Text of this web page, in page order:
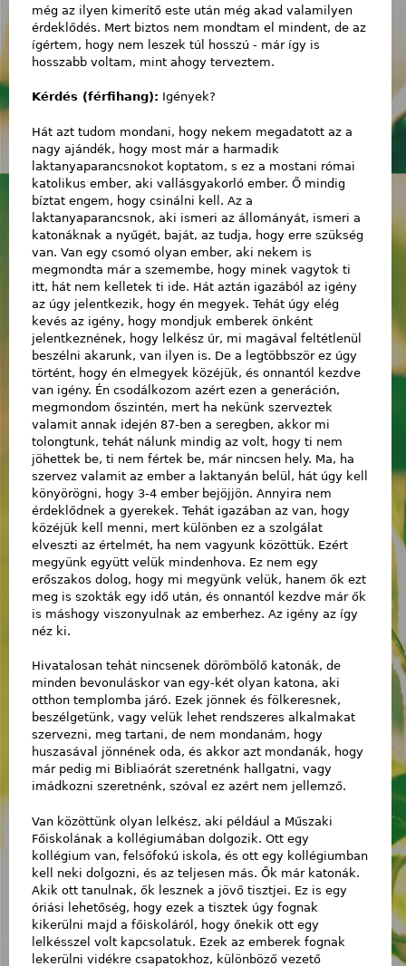
még az ilyen kimerítő este után még akad valamilyen
érdeklődés. Mert biztos nem mondtam el mindent, de az
ígértem, hogy nem leszek túl hosszú - már így is
hosszabb voltam, mint ahogy terveztem.
Kérdés (férfihang): Igények?
Hát azt tudom mondani, hogy nekem megadatott az a
nagy ajándék, hogy most már a harmadik
laktanyaparancsnokot koptatom, s ez a mostani római
katolikus ember, aki vallásgyakorló ember. Ő mindig
bíztat engem, hogy csinálni kell. Az a
laktanyaparancsnok, aki ismeri az állományát, ismeri a
katonáknak a nyűgét, baját, az tudja, hogy erre szükség
van. Van egy csomó olyan ember, aki nekem is
megmondta már a szemembe, hogy minek vagytok ti
itt, hát nem kelletek ti ide. Hát aztán igazából az igény
az úgy jelentkezik, hogy én megyek. Tehát úgy elég
kevés az igény, hogy mondjuk emberek önként
jelentkeznének, hogy lelkész úr, mi magával feltétlenül
beszélni akarunk, van ilyen is. De a legtöbbször ez úgy
történt, hogy én elmegyek közéjük, és onnantól kezdve
van igény. Én csodálkozom azért ezen a generáción,
megmondom őszintén, mert ha nekünk szerveztek
valamit annak idején 87-ben a seregben, akkor mi
tolongtunk, tehát nálunk mindig az volt, hogy ti nem
jöhettek be, ti nem fértek be, már nincsen hely. Ma, ha
szervez valamit az ember a laktanyán belül, hát úgy kell
könyörögni, hogy 3-4 ember bejöjjön. Annyira nem
érdeklődnek a gyerekek. Tehát igazában az van, hogy
közéjük kell menni, mert különben ez a szolgálat
elveszti az értelmét, ha nem vagyunk közöttük. Ezért
megyünk együtt velük mindenhova. Ez nem egy
erőszakos dolog, hogy mi megyünk velük, hanem ők ezt
meg is szokták egy idő után, és onnantól kezdve már ők
is máshogy viszonyulnak az emberhez. Az igény az így
néz ki.
Hivatalosan tehát nincsenek dörömbölő katonák, de
minden bevonuláskor van egy-két olyan katona, aki
otthon templomba járó. Ezek jönnek és fölkeresnek,
beszélgetünk, vagy velük lehet rendszeres alkalmakat
szervezni, meg tartani, de nem mondanám, hogy
huszasával jönnének oda, és akkor azt mondanák, hogy
már pedig mi Bibliaórát szeretnénk hallgatni, vagy
imádkozni szeretnénk, szóval ez azért nem jellemző.
Van közöttünk olyan lelkész, aki például a Műszaki
Főiskolának a kollégiumában dolgozik. Ott egy
kollégium van, felsőfokú iskola, és ott egy kollégiumban
kell neki dolgozni, és az teljesen más. Ők már katonák.
Akik ott tanulnak, ők lesznek a jövő tisztjei. Ez is egy
óriási lehetőség, hogy ezek a tisztek úgy fognak
kikerülni majd a főiskoláról, hogy őnekik ott egy
lelkésszel volt kapcsolatuk. Ezek az emberek fognak
lekerülni vidékre csapatokhoz, különböző vezető